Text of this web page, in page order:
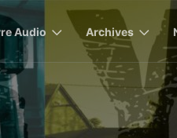
Audio Archives